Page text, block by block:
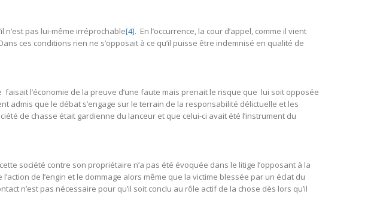
n’est pas lui-même irréprochable[4]. En l’occurrence, la cour d’appel, comme il vient
ces conditions rien ne s’opposait à ce qu’il puisse être indemnisé en qualité de
l’économie de la preuve d’une faute mais prenait le risque que lui soit opposée
admis que le débat s’engage sur le terrain de la responsabilité délictuelle et les
de chasse était gardienne du lanceur et que celui-ci avait été l’instrument du
société contre son propriétaire n’a pas été évoquée dans le litige l’opposant à la
de l’engin et le dommage alors même que la victime blessée par un éclat du
n’est pas nécessaire pour qu’il soit conclu au rôle actif de la chose dès lors qu’il